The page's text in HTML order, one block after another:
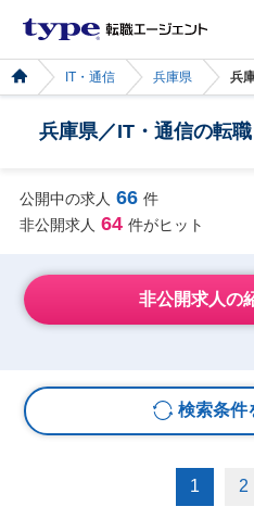
IT・通信 兵庫県 兵
兵庫県／IT・通信の転
公開中の求人 66 件
非公開求人 64 件がヒット
非公開求人の
検索条件
1 2